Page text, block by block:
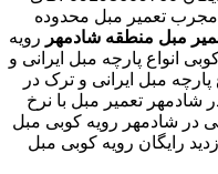
مجرب تعمیر مبل محدوده
مبل منطقه شادمهر رویه
انواع پارچه مبل ایرانی و
مبل ایرانی و ترک در
تعمیر مبل با نرخ
در شادمهر رویه کوبی مبل
رایگان رویه کوبی مبل